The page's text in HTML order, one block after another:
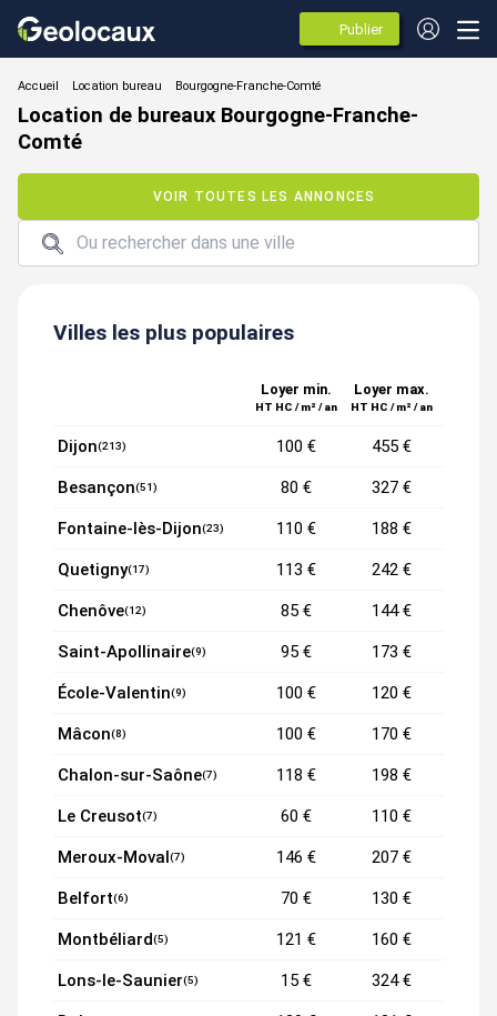
Publier
des
annonces
Location bureau
Location de bureaux Bourgogne-Franche-
Comté
VOIR TOUTES LES ANNONCES
Villes les plus populaires
Loyer min.
HT HC / m² / an
Loyer max.
HT HC / m² / an
Dijon(213) 100 € 455 €
Besançon(51) 80 € 327 €
Fontaine-lès-Dijon(23) 110 € 188 €
Quetigny(17) 113 € 242 €
Chenôve(12) 85 € 144 €
Saint-Apollinaire(9) 95 € 173 €
École-Valentin(9) 100 € 120 €
Mâcon(8) 100 € 170 €
Chalon-sur-Saône(7) 118 € 198 €
Le Creusot(7) 60 € 110 €
Meroux-Moval(7) 146 € 207 €
Belfort(6) 70 € 130 €
Montbéliard(5) 121 € 160 €
Lons-le-Saunier(5) 15 € 324 €